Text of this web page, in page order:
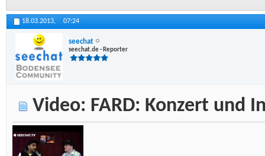
18.03.2013, 07:24
seechat
seechat.de - Reporter
Video: FARD: Konzert und